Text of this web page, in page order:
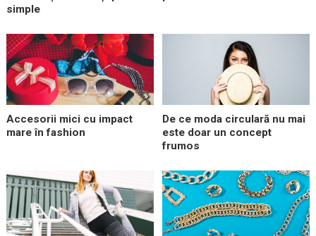
simple
Accesorii mici cu impact
mare în fashion
De ce moda circulară nu mai
este doar un concept
frumos